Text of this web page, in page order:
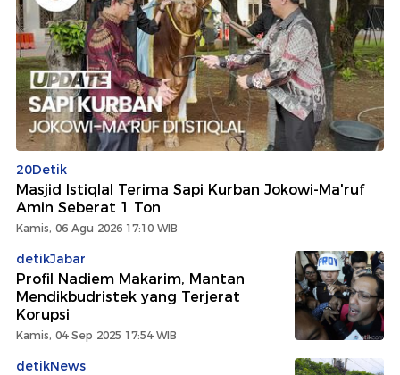
20Detik
Masjid Istiqlal Terima Sapi Kurban Jokowi-Ma'ruf
Amin Seberat 1 Ton
Kamis, 06 Agu 2026 17:10 WIB
detikJabar
Profil Nadiem Makarim, Mantan
Mendikbudristek yang Terjerat
Korupsi
Kamis, 04 Sep 2025 17:54 WIB
detikNews